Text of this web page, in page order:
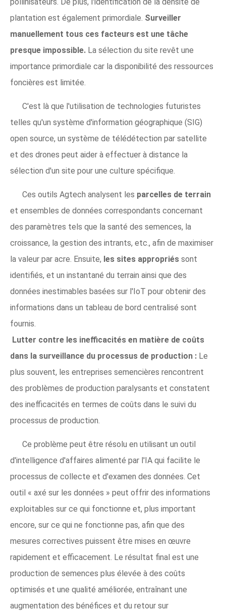
plantation est également primordiale. Surveiller
manuellement tous ces facteurs est une tâche
presque impossible. La sélection du site revêt une
importance primordiale car la disponibilité des ressources
foncières est limitée.
C'est là que l'utilisation de technologies futuristes
telles qu'un système d'information géographique (SIG)
open source, un système de télédétection par satellite
et des drones peut aider à effectuer à distance la
sélection d'un site pour une culture spécifique.
Ces outils Agtech analysent les parcelles de terrain
et ensembles de données correspondants concernant
des paramètres tels que la santé des semences, la
croissance, la gestion des intrants, etc., afin de maximiser
la valeur par acre. Ensuite, les sites appropriés sont
identifiés, et un instantané du terrain ainsi que des
données inestimables basées sur l'IoT pour obtenir des
informations dans un tableau de bord centralisé sont
fournis.
Lutter contre les inefficacités en matière de coûts
dans la surveillance du processus de production : Le
plus souvent, les entreprises semencières rencontrent
des problèmes de production paralysants et constatent
des inefficacités en termes de coûts dans le suivi du
processus de production.
Ce problème peut être résolu en utilisant un outil
d'intelligence d'affaires alimenté par l'IA qui facilite le
processus de collecte et d'examen des données. Cet
outil « axé sur les données » peut offrir des informations
exploitables sur ce qui fonctionne et, plus important
encore, sur ce qui ne fonctionne pas, afin que des
mesures correctives puissent être mises en œuvre
rapidement et efficacement. Le résultat final est une
production de semences plus élevée à des coûts
optimisés et une qualité améliorée, entraînant une
augmentation des bénéfices et du retour sur